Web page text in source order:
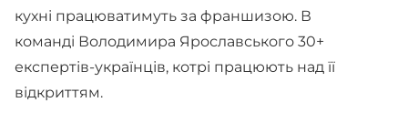
кухні працюватимуть за франшизою. В
команді Володимира Ярославського 30+
експертів-українців, котрі працюють над її
відкриттям.